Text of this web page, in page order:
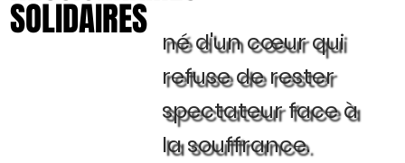
SOLIDAIRES
SOLIDAIRES né d'un cœur qui
refuse de rester
spectateur face à
la souffrance.